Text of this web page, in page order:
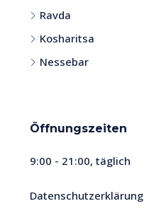
Ravda
Kosharitsa
Nessebar
Öffnungszeiten
9:00 - 21:00, täglich
Datenschutzerklärung